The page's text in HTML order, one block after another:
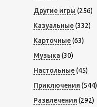
Другие игры (256)
Казуальные(332)
Карточные(63)
Музыка (30)
Настольные(45)
Приключения (544)
Развлечения (292)